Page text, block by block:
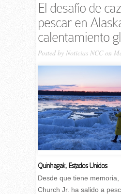
El desafío de
pescar en
calentamiento
Posted by Noticias NCCon
Quinhagak, Estados Unidos
Desde que tiene memoria,
Church Jr. ha salido a